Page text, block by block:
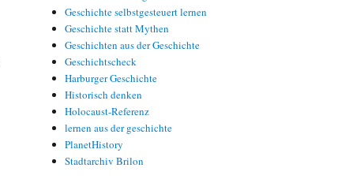
Geschichte selbstgesteuert lernen
Geschichte statt Mythen
Geschichten aus der Geschichte
Geschichtscheck
Harburger Geschichte
Historisch denken
Holocaust-Referenz
lernen aus der geschichte
PlanetHistory
Stadtarchiv Brilon